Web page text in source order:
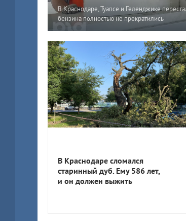
В Краснодаре, Туапсе и Геленджике
бензина полностью не прекратились
В Краснодаре сломался
старинный дуб. Ему 586 лет,
и он должен выжить